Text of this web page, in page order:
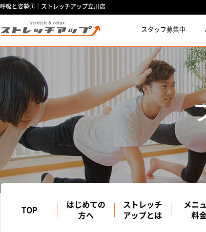
呼吸と姿勢①｜ストレッチアップ立川店
スタッフ募集中
TOP
はじめての
方へ
ストレッチ
アップとは
メニ
料